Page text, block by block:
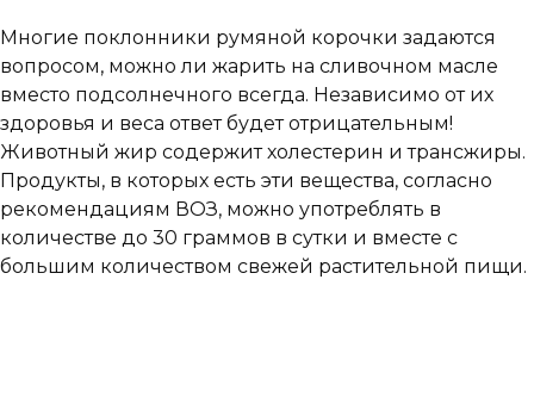
Многие поклонники румяной корочки задаются
вопросом, можно ли жарить на сливочном масле
вместо подсолнечного всегда. Независимо от их
здоровья и веса ответ будет отрицательным!
Животный жир содержит холестерин и трансжиры.
Продукты, в которых есть эти вещества, согласно
рекомендациям ВОЗ, можно употреблять в
количестве до 30 граммов в сутки и вместе с
большим количеством свежей растительной пищи.